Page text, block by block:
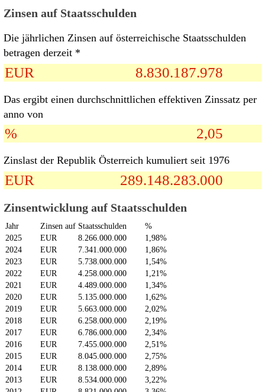
Zinsen auf Staatsschulden
Die jährlichen Zinsen auf österreichische Staatsschulden
betragen derzeit *
EUR 8.830.187.978
Das ergibt einen durchschnittlichen effektiven Zinssatz per
anno von
% 2,05
Zinslast der Republik Österreich kumuliert seit 1976
EUR 289.148.283.000
Zinsentwicklung auf Staatsschulden
Jahr Zinsen auf Staatsschulden
%
2025
EUR 8.266.000.000
1,98%
2024
EUR 7.341.000.000
1,86%
2023
EUR 5.738.000.000
1,54%
2022
EUR 4.258.000.000
1,21%
2021
EUR 4.489.000.000
1,34%
2020
EUR 5.135.000.000
1,62%
2019
EUR 5.663.000.000
2,02%
2018
EUR 6.258.000.000
2,19%
2017
EUR 6.786.000.000
2,34%
2016
EUR 7.455.000.000
2,51%
2015
EUR 8.045.000.000
2,75%
2014
EUR 8.138.000.000
2,89%
2013
EUR 8.534.000.000
3,22%